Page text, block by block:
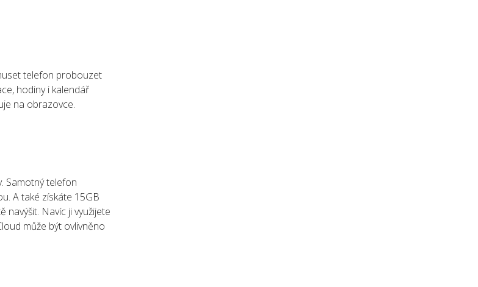
telefon probouzet
hodiny i kalendář
na obrazovce.
Samotný telefon
A také získáte 15GB
navýšit. Navíc ji využijete
může být ovlivněno